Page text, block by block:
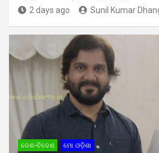
2 days ago Sunil Kumar
ଦେଶ-ବିଦେଶ ମୋ ଓଡ଼ିଶା